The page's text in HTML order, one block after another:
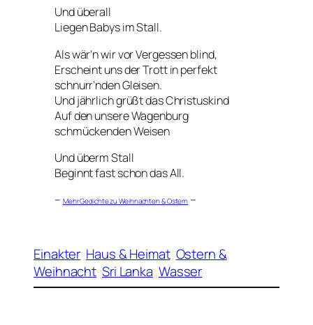
Und überall
Liegen Babys im Stall.
Als wär’n wir vor Vergessen blind,
Erscheint uns der Trott in perfekt
schnurr’nden Gleisen.
Und jährlich grüßt das Christuskind
Auf den unsere Wagenburg
schmückenden Weisen
Und überm Stall
Beginnt fast schon das All.
– Mehr Gedichte zu Weihnachten & Ostern –
Einakter Haus & Heimat Ostern &
Weihnacht Sri Lanka Wasser